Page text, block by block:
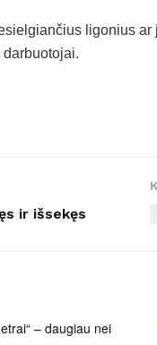
ligonius
ir išsekęs
– daugiau nei